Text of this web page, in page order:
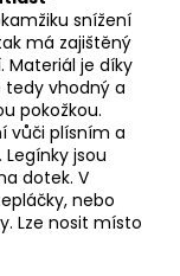
snížení
má zajištěný
je díky
tedy vhodný a
pokožkou.
vůči plísním a
jsou
dotek. V
nebo
Lze nosit místo